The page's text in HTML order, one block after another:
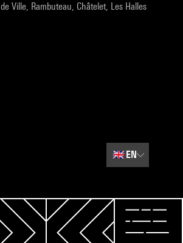
Ville, Rambuteau, Châtelet, Les Halles
🇬🇧EN